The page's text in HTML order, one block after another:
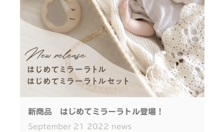
#woodentoy #ベビー #オーガニック #ナチュラ
ルインテリア #手芸 #手芸部
新商品 はじめてミラーラトル登場！
September 21 2022 news